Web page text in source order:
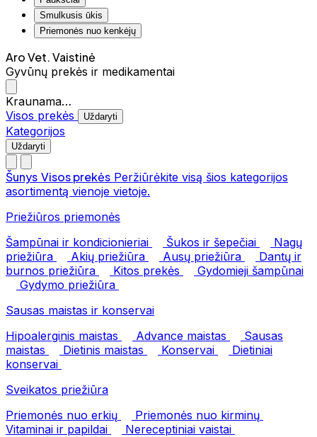
Smulkusis ūkis
Priemonės nuo kenkėjų
Aro Vet. Vaistinė
Gyvūnų prekės ir medikamentai
Kraunama…
Visos prekės
Uždaryti
Kategorijos
Uždaryti
Šunys Visos prekės Peržiūrėkite visą šios kategorijos
asortimentą vienoje vietoje.
Priežiūros priemonės
Šampūnai ir kondicionieriai
Šukos ir šepečiai
Nagų
priežiūra
Akių priežiūra Ausų priežiūra
Dantų ir
burnos priežiūra
Kitos prekės
Gydomieji šampūnai
Gydymo priežiūra
Sausas maistas ir konservai
Hipoalerginis maistas
Advance maistas
Sausas
maistas
Dietinis maistas Konservai
Dietiniai
konservai
Sveikatos priežiūra
Priemonės nuo erkių
Priemonės nuo kirminų
Vitaminai ir papildai
Nereceptiniai vaistai